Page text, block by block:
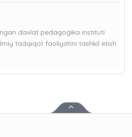
davlat pedagogika instituti
tadqiqot faoliyatini tashkil etish